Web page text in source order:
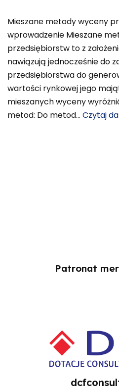
Mieszane metody wyceny
wprowadzenie Mieszane
przedsiębiorstw to z
nawiązują jednocześnie do
przedsiębiorstwa do
wartości rynkowej jego
mieszanych wyceny
metod: Do metod… Czytaj
Patronat